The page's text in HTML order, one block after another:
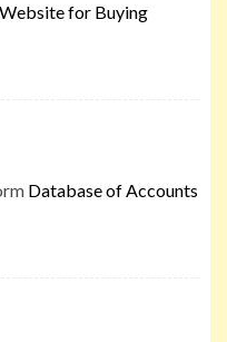
Website for Buying
Database of Accounts